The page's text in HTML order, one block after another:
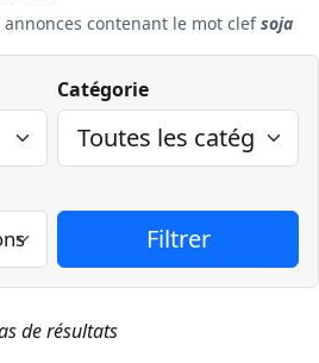
annonces contenant le mot clefsoja
Catégorie
de résultats